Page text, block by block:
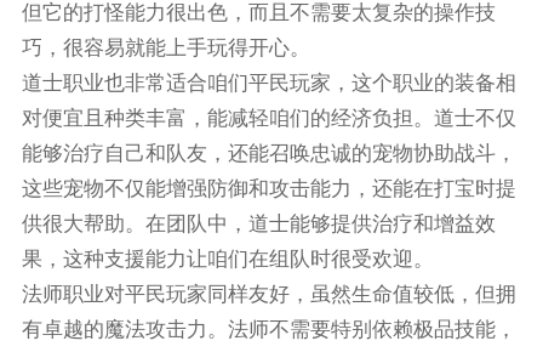
但它的打怪能力很出色，而且不需要太复杂的操作技
巧，很容易就能上手玩得开心。
道士职业也非常适合咱们平民玩家，这个职业的装备相
对便宜且种类丰富，能减轻咱们的经济负担。道士不仅
能够治疗自己和队友，还能召唤忠诚的宠物协助战斗，
这些宠物不仅能增强防御和攻击能力，还能在打宝时提
供很大帮助。在团队中，道士能够提供治疗和增益效
果，这种支援能力让咱们在组队时很受欢迎。
法师职业对平民玩家同样友好，虽然生命值较低，但拥
有卓越的魔法攻击力。法师不需要特别依赖极品技能，